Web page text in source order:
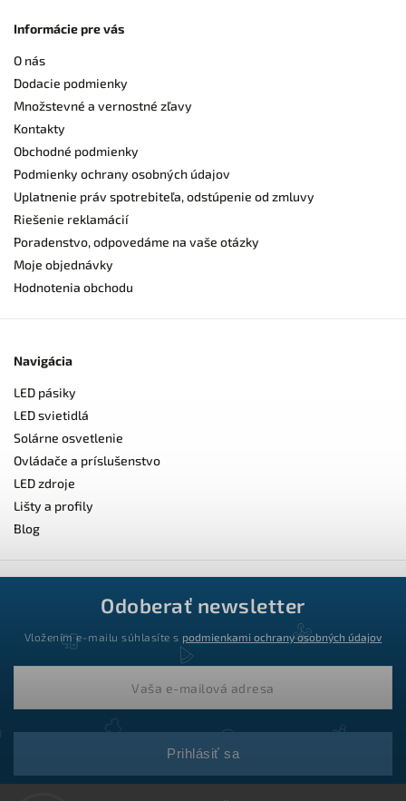
Informácie pre vás
O nás
Dodacie podmienky
Množstevné a vernostné zľavy
Kontakty
Obchodné podmienky
Podmienky ochrany osobných údajov
Uplatnenie práv spotrebiteľa, odstúpenie od zmluvy
Riešenie reklamácií
Poradenstvo, odpovedáme na vaše otázky
Moje objednávky
Hodnotenia obchodu
Navigácia
LED pásiky
LED svietidlá
Solárne osvetlenie
Ovládače a príslušenstvo
LED zdroje
Lišty a profily
Blog
Odoberať newsletter
Vložením e-mailu súhlasíte s podmienkami ochrany osobných údajov
Prihlásiť sa